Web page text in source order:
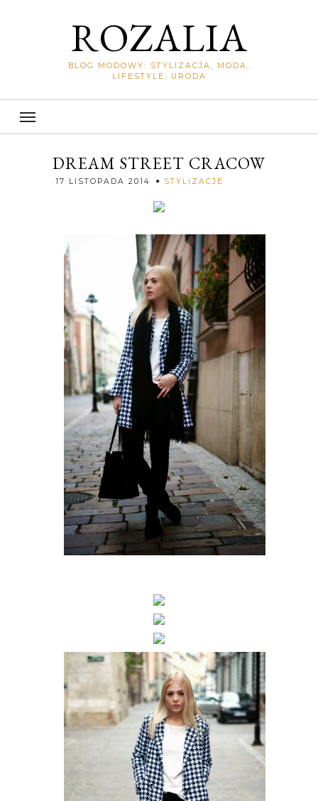
ROZALIA
BLOG MODOWY: STYLIZACJA, MODA,
LIFESTYLE, URODA
DREAM STREET CRACOW
17 LISTOPADA 2014 STYLIZACJE